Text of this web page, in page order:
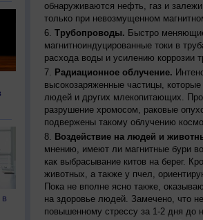
обнаруживаются нефть, газ и
только при невозмущенном
Трубопроводы. Быстро
магнитноиндуцированные токи в
расхода воды и усилению коррозии
Радиационное облучение.
высокозаряженные частицы,
людей и других млекопитающих.
разрушение хромосом, раковые
подвержены такому облучению
Воздействие на людей и
мнению, имеют ли магнитные бури
как выбрасывание китов на берег.
животных, а также у пчел,
Пока не вполне ясно также,
на здоровье людей. Замечено, что
повышенному стрессу за 1-2 дня до